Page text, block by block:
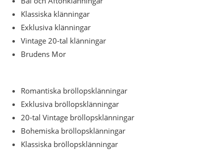
Klassiska klänningar
Exklusiva klänningar
Vintage 20-tal klänningar
Brudens Mor
Romantiska bröllopsklänningar
Exklusiva bröllopsklänningar
20-tal Vintage bröllopsklänningar
Bohemiska bröllopsklänningar
Klassiska bröllopsklänningar